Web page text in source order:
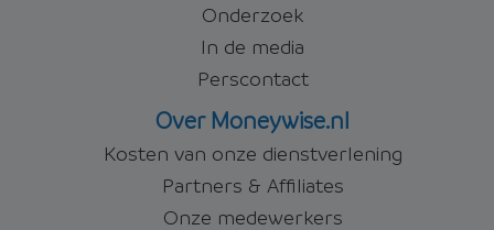
Onderzoek
In de media
Perscontact
Over Moneywise.nl
Kosten van onze dienstverlening
Partners & Affiliates
Onze medewerkers